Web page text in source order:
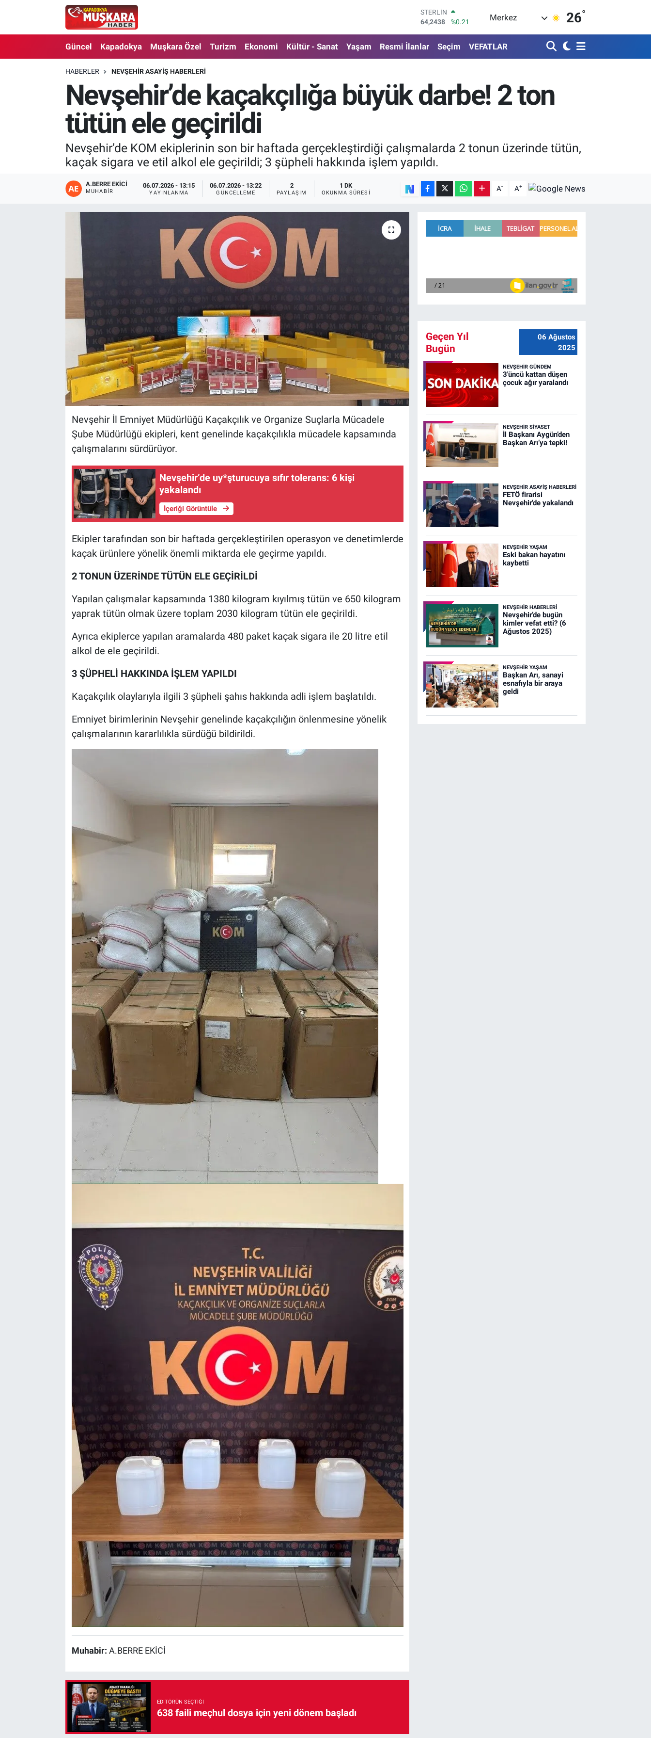
GRAM ALTIN
6518.23
%0.39
13.703
%0
BITCOIN
64.475,47
%0.66
EURO
55,0700
%0.1
Merkez 26°
Güncel Kapadokya Muşkara Özel Turizm Ekonomi Kültür - Sanat Yaşam Resmi İlanlar Seçim VEFATLAR
HABERLER NEVŞEHIR ASAYIŞ HABERLERI
Nevşehir’de kaçakçılığa büyük darbe! 2 ton
tütün ele geçirildi
Nevşehir’de KOM ekiplerinin son bir haftada gerçekleştirdiği çalışmalarda 2 tonun üzerinde tütün,
kaçak sigara ve etil alkol ele geçirildi; 3 şüpheli hakkında işlem yapıldı.
A.BERRE EKICI
MUHABIR
06.07.2026 - 13:15
YAYINLANMA
06.07.2026 - 13:22
GÜNCELLEME
2
PAYLAŞIM
1 DK
OKUNMA SÜRESI A- A+
Nevşehir İl Emniyet Müdürlüğü Kaçakçılık ve Organize Suçlarla Mücadele
Şube Müdürlüğü ekipleri, kent genelinde kaçakçılıkla mücadele kapsamında
çalışmalarını sürdürüyor.
Nevşehir’de uy*şturucuya sıfır tolerans: 6 kişi
yakalandı
İçeriği Görüntüle
Ekipler tarafından son bir haftada gerçekleştirilen operasyon ve denetimlerde
kaçak ürünlere yönelik önemli miktarda ele geçirme yapıldı.
2 TONUN ÜZERİNDE TÜTÜN ELE GEÇİRİLDİ
Yapılan çalışmalar kapsamında 1380 kilogram kıyılmış tütün ve 650 kilogram
yaprak tütün olmak üzere toplam 2030 kilogram tütün ele geçirildi.
Ayrıca ekiplerce yapılan aramalarda 480 paket kaçak sigara ile 20 litre etil
alkol de ele geçirildi.
3 ŞÜPHELİ HAKKINDA İŞLEM YAPILDI
Kaçakçılık olaylarıyla ilgili 3 şüpheli şahıs hakkında adli işlem başlatıldı.
Emniyet birimlerinin Nevşehir genelinde kaçakçılığın önlenmesine yönelik
çalışmalarının kararlılıkla sürdüğü bildirildi.
Muhabir: A.BERRE EKİCİ
EDITÖRÜN SEÇTIĞI
638 faili meçhul dosya için yeni dönem başladı
Geçen Yıl
Bugün
06 Ağustos
2025
NEVŞEHIR GÜNDEM
3'üncü kattan düşen
çocuk ağır yaralandı
NEVŞEHIR SIYASET
İl Başkanı Aygün’den
Başkan Arı’ya tepki!
NEVŞEHIR ASAYIŞ HABERLERI
FETÖ firarisi
Nevşehir'de yakalandı
NEVŞEHIR YAŞAM
Eski bakan hayatını
kaybetti
NEVŞEHIR HABERLERI
Nevşehir’de bugün
kimler vefat etti? (6
Ağustos 2025)
NEVŞEHIR YAŞAM
Başkan Arı, sanayi
esnafıyla bir araya
geldi
CANLI SEÇİM SONUÇLARI
Güncel
Muşkara Özel
Kapadokya
Kültür - Sanat
Nevşehir Nöbetçi Eczaneler
Nevşehir Hava Durumu
Nevşehir Trafik Yoğunluk Haritası
Süper Lig Puan Durumu ve Fikstür
Tüm Manşetler
Son Dakika Haberleri
Haber Arşivi